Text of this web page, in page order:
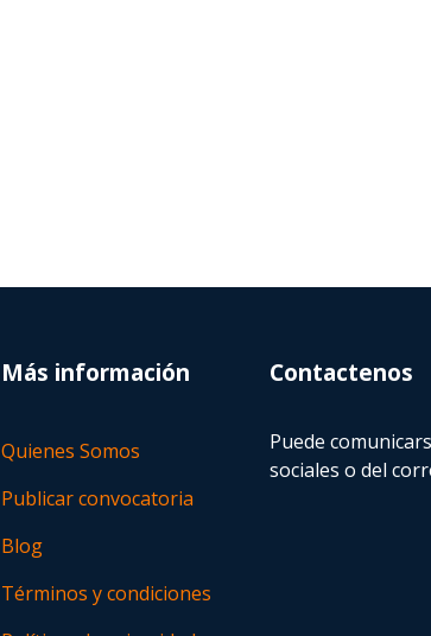
Más información
Quienes Somos
Publicar convocatoria
Blog
Términos y condiciones
Contactenos
Puede
sociales o del